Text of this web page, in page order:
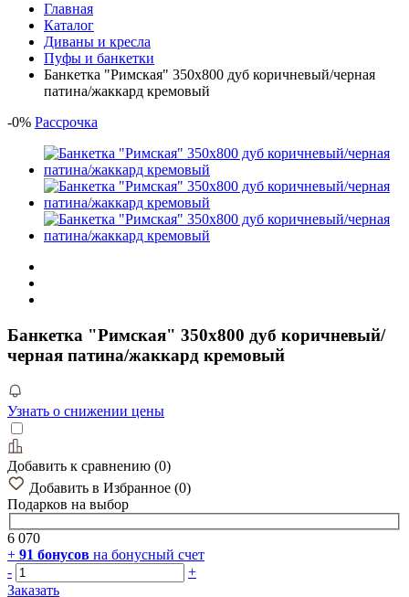
Главная
Каталог
Диваны и кресла
Пуфы и банкетки
Банкетка "Римская" 350х800 дуб коричневый/черная
патина/жаккард кремовый
-0% Рассрочка
Банкетка "Римская" 350х800 дуб коричневый/
черная патина/жаккард кремовый
Узнать о снижении цены
Добавить к сравнению (0)
Добавить в Избранное (0)
Подарков на выбор
6 070
+ 91 бонусов на бонусный счет
-
+
Заказать